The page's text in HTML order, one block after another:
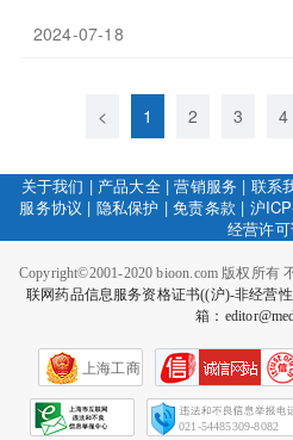
2024-07-18
< 1 2 3 4
关于我们 | 产品大全|营销服务 | 联系
服务协议 | 隐私保护 |免责条款 | 沪
经营许
Copyright©2001-2020 bioon.com 版权所有
联网药品信息服务资格证书((沪)-非经营性
箱：
上海工商
021-54485309-8082